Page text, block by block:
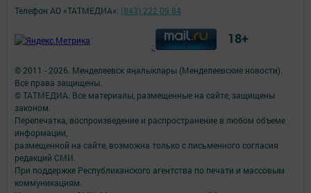
© 2011 - 2026. Менделеевск яӊалыклары (Менделеевские новости).
Все права защищены.
© ТАТМЕДИА. Все материалы, размещенные на сайте, защищены
законом.
Перепечатка, воспроизведение и распространение в любом объеме
информации,
размещенной на сайте, возможна только с письменного согласия
редакций СМИ.
При поддержке Республиканского агентства по печати и массовым
коммуникациям.
Телефон АО «ТАТМЕДИА»: (843) 222 09 84
; 18+